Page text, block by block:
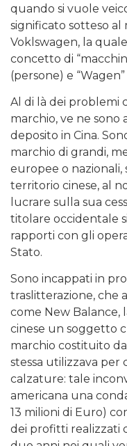
quando si vuole
significato sotteso al
Voklswagen, la
concetto di
(persone) e
Al di là dei problemi
marchio, ve ne
deposito in Cina.
marchio di grandi,
europee o nazionali,
territorio cinese, al
lucrare sulla sua
titolare occidentale
rapporti con gli
Stato.
Sono incappati in
traslitterazione, che
come New Balance,
cinese un soggetto
marchio costituito
stessa utilizzava per
calzature: tale
americana una
13 milioni di Euro)
dei profitti realizzati